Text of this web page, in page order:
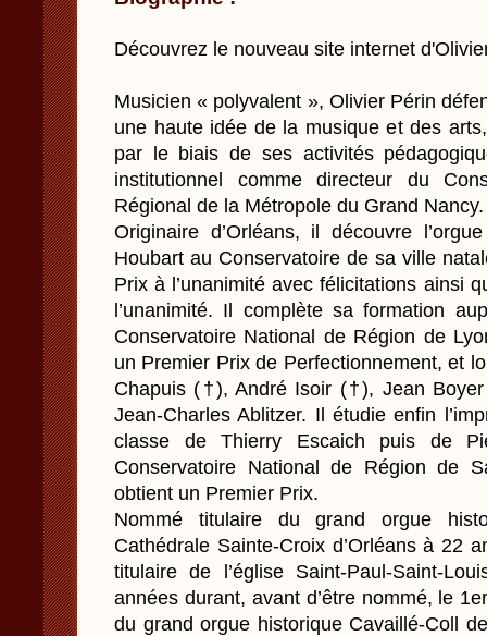
Découvrez le nouveau site internet
Musicien « polyvalent », Olivier Périn
une haute idée de la musique et des
par le biais de ses activités
institutionnel comme directeur du
Régional de la Métropole du Grand Nancy.
Originaire d’Orléans, il découvre
Houbart au Conservatoire de sa ville
Prix à l’unanimité avec félicitations ainsi
l’unanimité. Il complète sa formation
Conservatoire National de Région de
un Premier Prix de Perfectionnement, et
Chapuis (†), André Isoir (†), Jean
Jean-Charles Ablitzer. Il étudie enfin
classe de Thierry Escaich puis de
Conservatoire National de Région de
obtient un Premier Prix.
Nommé titulaire du grand orgue
Cathédrale Sainte-Croix d’Orléans à 22
titulaire de l’église Saint-Paul-Saint-
années durant, avant d’être nommé, le
du grand orgue historique Cavaillé-Coll